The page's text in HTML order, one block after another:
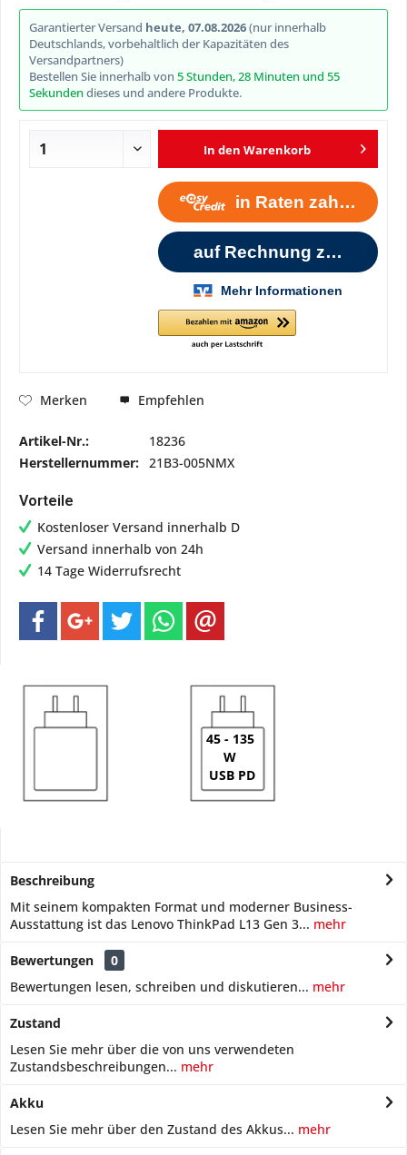
Garantierter Versand heute, 07.08.2026(nur innerhalb
Deutschlands, vorbehaltlich der Kapazitäten des
Versandpartners)
Bestellen Sie innerhalb von 5 Stunden, 28 Minuten und 55
Sekunden dieses und andere Produkte.
In den Warenkorb
Merken Empfehlen
Artikel-Nr.:
18236
Herstellernummer:
21B3-005NMX
Vorteile
Kostenloser Versand innerhalb D
Versand innerhalb von 24h
14 Tage Widerrufsrecht
45 - 135
W
USB PD
Beschreibung
Mit seinem kompakten Format und moderner Business-
Ausstattung ist das Lenovo ThinkPad L13 Gen 3... mehr
Bewertungen
0
Bewertungen lesen, schreiben und diskutieren... mehr
Zustand
Lesen Sie mehr über die von uns verwendeten
Zustandsbeschreibungen... mehr
Akku
Lesen Sie mehr über den Zustand des Akkus... mehr